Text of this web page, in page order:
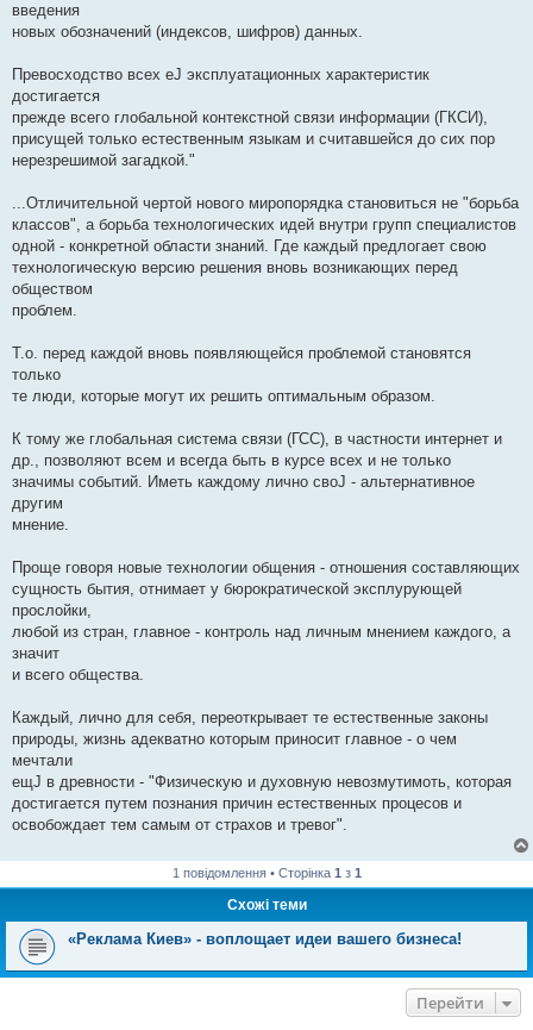
введения
новых обозначений (индексов, шифров) данных.
Превосходство всех еЈ эксплуатационных характеристик
достигается
прежде всего глобальной контекстной связи информации (ГКСИ),
присущей только естественным языкам и считавшейся до сих пор
нерезрешимой загадкой."
...Отличительной чертой нового миропорядка становиться не "борьба
классов", а борьба технологических идей внутри групп специалистов
одной - конкретной области знаний. Где каждый предлогает свою
технологическую версию решения вновь возникающих перед
обществом
проблем.
Т.о. перед каждой вновь появляющейся проблемой становятся
только
те люди, которые могут их решить оптимальным образом.
К тому же глобальная система связи (ГСС), в частности интернет и
др., позволяют всем и всегда быть в курсе всех и не только
значимы событий. Иметь каждому лично своЈ - альтернативное
другим
мнение.
Проще говоря новые технологии общения - отношения составляющих
сущность бытия, отнимает у бюрократической эксплурующей
прослойки,
любой из стран, главное - контроль над личным мнением каждого, а
значит
и всего общества.
Каждый, лично для себя, переоткрывает те естественные законы
природы, жизнь адекватно которым приносит главное - о чем
мечтали
ещЈ в древности - "Физическую и духовную невозмутимоть, которая
достигается путем познания причин естественных процесов и
освобождает тем самым от страхов и тревог".
1 повідомлення • Сторінка 1 з 1
Схожі теми
«Реклама Киев» - воплощает идеи вашего бизнеса!
Перейти